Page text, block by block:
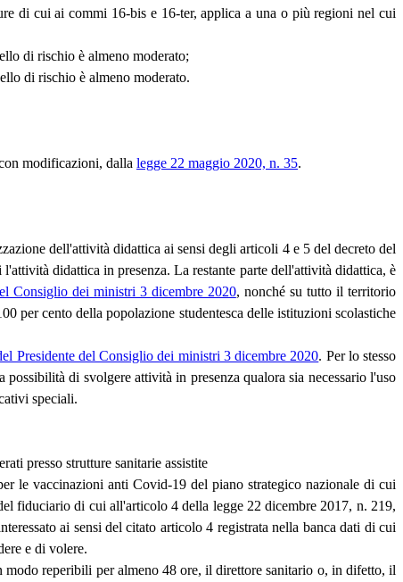
di cui ai commi 16-bis e 16-ter, applica a una o più regioni nel cui
di rischio è almeno moderato;
di rischio è almeno moderato.
modificazioni, dalla legge 22 maggio 2020, n. 35.
dell'attività didattica ai sensi degli articoli 4 e 5 del decreto del
didattica in presenza. La restante parte dell'attività didattica, è
Consiglio dei ministri 3 dicembre 2020, nonché su tutto il territorio
per cento della popolazione studentesca delle istituzioni scolastiche
Presidente del Consiglio dei ministri 3 dicembre 2020. Per lo stesso
di svolgere attività in presenza qualora sia necessario l'uso
speciali.
presso strutture sanitarie assistite
le vaccinazioni anti Covid-19 del piano strategico nazionale di cui
fiduciario di cui all'articolo 4 della legge 22 dicembre 2017, n. 219,
ai sensi del citato articolo 4 registrata nella banca dati di cui
e di volere.
reperibili per almeno 48 ore, il direttore sanitario o, in difetto, il